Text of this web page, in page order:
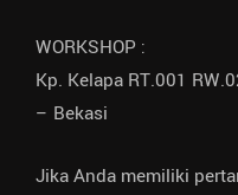
WORKSHOP :
Kp. Kelapa RT.001
– Bekasi
Jika Anda memiliki